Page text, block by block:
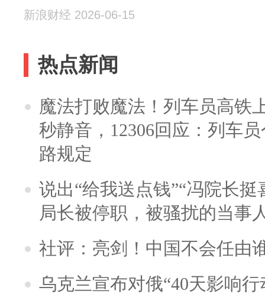
新浪财经 2026-06-15
热点新闻
魔法打败魔法！列车员高铁
秒静音，12306回应：列车
路规定
说出“给我送点钱”“冯院长
局长被停职，被骚扰的当事
社评：亮剑！中国不会任由
乌克兰宣布对俄“40天影响